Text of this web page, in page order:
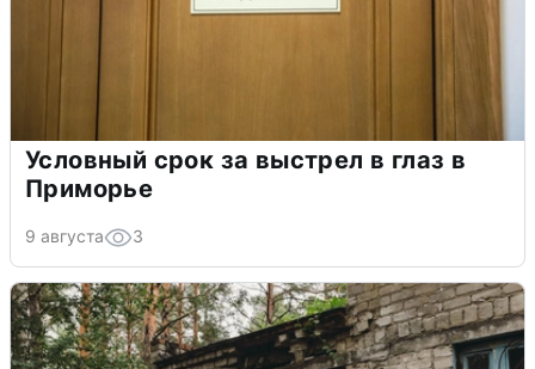
Условный срок за выстрел в глаз в
Приморье
9 августа 3